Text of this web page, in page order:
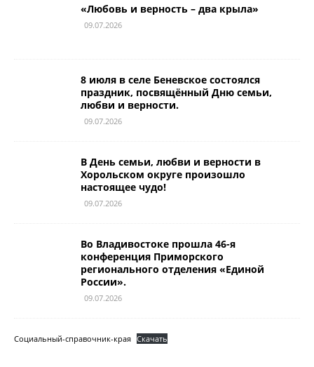
«Любовь и верность – два крыла»
09.07.2026
8 июля в селе Беневское состоялся
праздник, посвящённый Дню семьи,
любви и верности.
09.07.2026
В День семьи, любви и верности в
Хорольском округе произошло
настоящее чудо!
09.07.2026
Во Владивостоке прошла 46-я
конференция Приморского
регионального отделения «Единой
России».
09.07.2026
Социальный-справочник-края Скачать